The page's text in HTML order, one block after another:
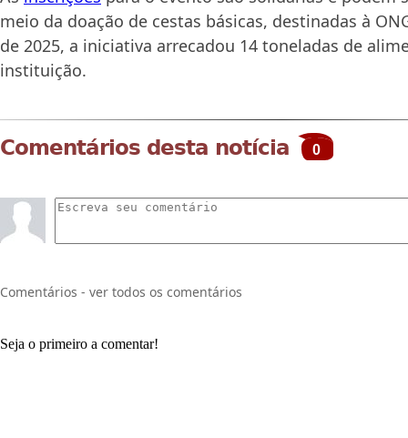
meio da doação de cestas básicas, destinadas à
de 2025, a iniciativa arrecadou 14 toneladas de
instituição.
Comentários desta notícia 0
Comentários - ver todos os comentários
Seja o primeiro a comentar!